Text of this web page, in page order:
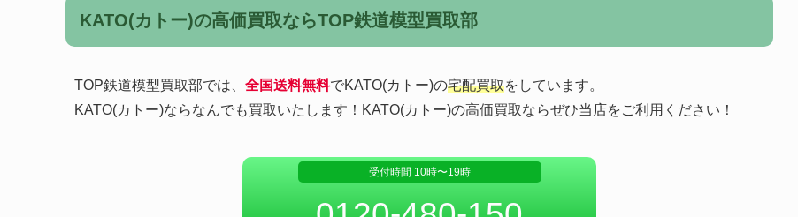
KATO(カトー)の高価買取ならTOP鉄道模型買取部
TOP鉄道模型買取部では、 全国送料無料でKATO(カトー)の宅配買取をしています。
KATO(カトー)ならなんでも買取いたします！KATO(カトー)の高価買取ならぜひ当店をご利用ください！
受付時間 10時〜19時